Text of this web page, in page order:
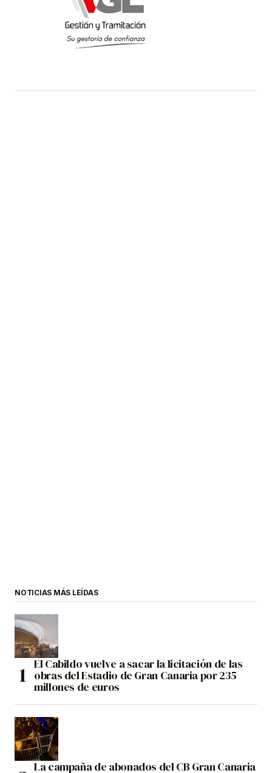
NOTICIAS MÁS LEÍDAS
El Cabildo vuelve a sacar la licitación de las
obras del Estadio de Gran Canaria por 235
millones de euros
La campaña de abonados del CB Gran Canaria